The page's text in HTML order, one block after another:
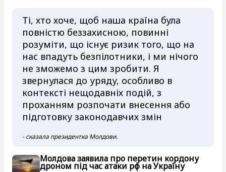
Ті, хто хоче, щоб наша країна була
повністю беззахисною, повинні
розуміти, що існує ризик того, що на
нас впадуть безпілотники, і ми нічого
не зможемо з цим зробити. Я
звернулася до уряду, особливо в
контексті нещодавніх подій, з
проханням розпочати внесення або
підготовку законодавчих змін
- сказала президентка Молдови.
Молдова заявила про перетин кордону
дроном під час атаки рф на Україну